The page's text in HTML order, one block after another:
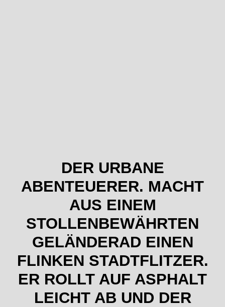
DER URBANE
ABENTEUERER. MACHT
AUS EINEM
STOLLENBEWÄHRTEN
GELÄNDERAD EINEN
FLINKEN STADTFLITZER.
ER ROLLT AUF ASPHALT
LEICHT AB UND DER